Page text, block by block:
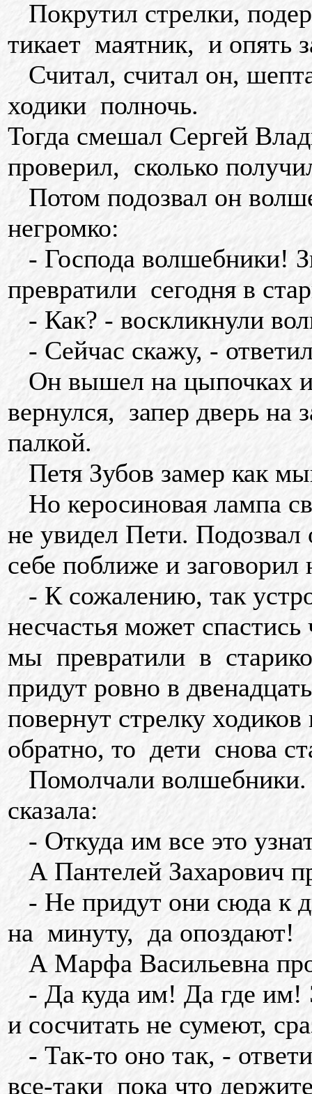
Покрутил стрелки,
тикает маятник, и опять
Считал, считал он,
ходики полночь.
Тогда смешал Сергей
проверил, сколько
Потом подозвал он
негромко:
- Господа волшебники!
превратили сегодня в
- Как? - воскликнули
- Сейчас скажу, -
Он вышел на цыпочках
вернулся, запер дверь на
палкой.
Петя Зубов замер как
Но керосиновая лампа
не увидел Пети.
себе поближе и заговорил
- К сожалению, так
несчастья может
мы превратили в
придут ровно в
повернут стрелку
обратно, то дети снова
Помолчали волшебники.
сказала:
- Откуда им все это
А Пантелей Захарович
- Не придут они сюда к
на минуту, да опоздают!
А Марфа Васильевна
- Да куда им! Да где им!
и сосчитать не сумеют,
- Так-то оно так, -
все-таки пока что